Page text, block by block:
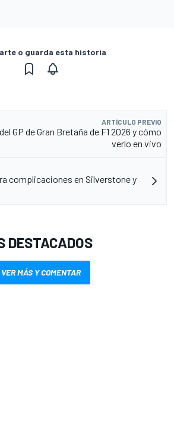
o guarda esta historia
ARTÍCULO PREVIO
GP de Gran Bretaña de F1 2026 y cómo
verlo en vivo
complicaciones en Silverstone y
DESTACADOS
VER MÁS Y COMENTAR